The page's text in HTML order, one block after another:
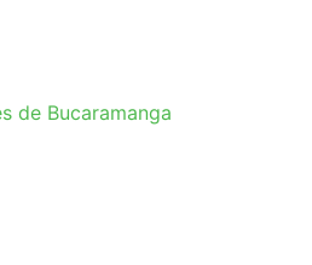
de Bucaramanga